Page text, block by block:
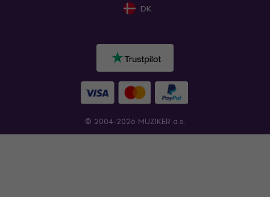
DK
© 2004-2026 MUZIKER a.s.